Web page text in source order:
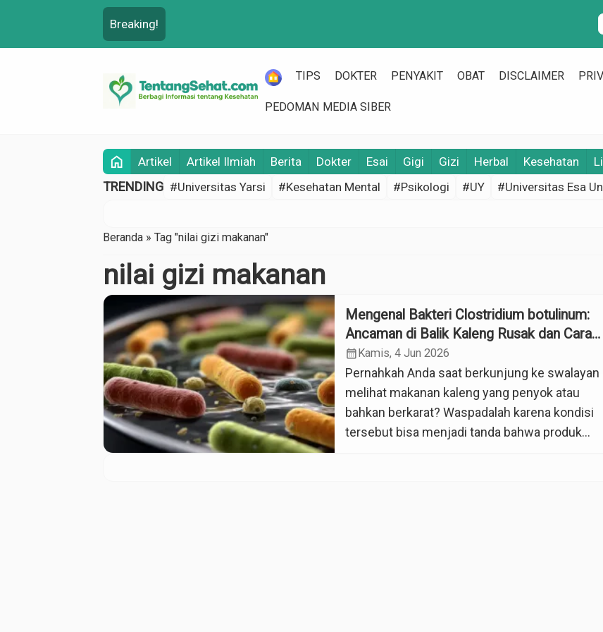
Breaking!
HOME
TIPS DOKTER PENYAKIT OBAT DISCLAIMER
PEDOMAN MEDIA SIBER
home Artikel Artikel Ilmiah Berita Dokter Esai Gigi Gizi Herbal Kesehatan
TRENDING #Universitas Yarsi #Kesehatan Mental #Psikologi #UY #Universitas Esa
Beranda » Tag "nilai gizi makanan"
nilai gizi makanan
Mengenal Bakteri Clostridium botulinum:
Ancaman di Balik Kaleng Rusak dan Cara
Ampuh Menginaktivasinya
calendar_monthKamis, 4 Jun 2026
Pernahkah Anda saat berkunjung ke swalayan
melihat makanan kaleng yang penyok atau
bahkan berkarat? Waspadalah karena kondisi
tersebut bisa menjadi tanda bahwa produk